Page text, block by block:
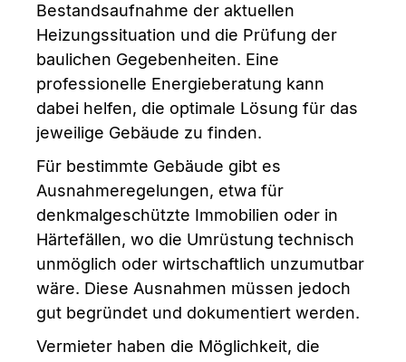
Bestandsaufnahme der aktuellen
Heizungssituation und die Prüfung der
baulichen Gegebenheiten. Eine
professionelle Energieberatung kann
dabei helfen, die optimale Lösung für das
jeweilige Gebäude zu finden.
Für bestimmte Gebäude gibt es
Ausnahmeregelungen, etwa für
denkmalgeschützte Immobilien oder in
Härtefällen, wo die Umrüstung technisch
unmöglich oder wirtschaftlich unzumutbar
wäre. Diese Ausnahmen müssen jedoch
gut begründet und dokumentiert werden.
Vermieter haben die Möglichkeit, die